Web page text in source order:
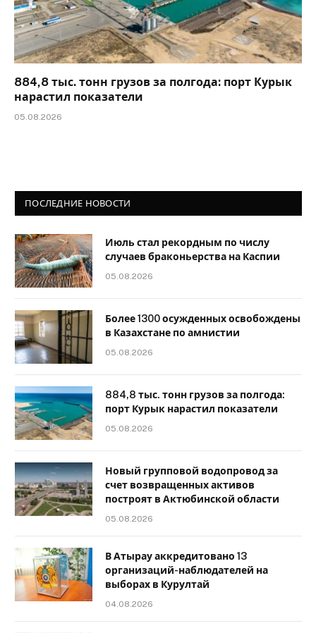
884,8 тыс. тонн грузов за полгода: порт Курык
нарастил показатели
05.08.2026
ПОСЛЕДНИЕ НОВОСТИ
Июль стал рекордным по числу
случаев браконьерства на Каспии
05.08.2026
Более 1300 осужденных освобождены
в Казахстане по амнистии
05.08.2026
884,8 тыс. тонн грузов за полгода:
порт Курык нарастил показатели
05.08.2026
Новый групповой водопровод за
счет возвращенных активов
построят в Актюбинской области
05.08.2026
В Атырау аккредитовано 13
организаций-наблюдателей на
выборах в Курултай
04.08.2026